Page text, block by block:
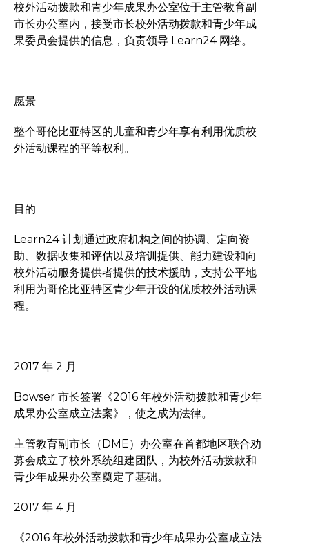
校外活动拨款和青少年成果办公室位于主管教育副
市长办公室内，接受市长校外活动拨款和青少年成
果委员会提供的信息，负责领导 Learn24 网络。
愿景
整个哥伦比亚特区的儿童和青少年享有利用优质校
外活动课程的平等权利。
目的
Learn24 计划通过政府机构之间的协调、定向资
助、数据收集和评估以及培训提供、能力建设和向
校外活动服务提供者提供的技术援助，支持公平地
利用为哥伦比亚特区青少年开设的优质校外活动课
程。
2017 年 2 月
Bowser 市长签署《2016 年校外活动拨款和青少年
成果办公室成立法案》，使之成为法律。
主管教育副市长（DME）办公室在首都地区联合劝
募会成立了校外系统组建团队，为校外活动拨款和
青少年成果办公室奠定了基础。
2017 年 4 月
《2016 年校外活动拨款和青少年成果办公室成立法